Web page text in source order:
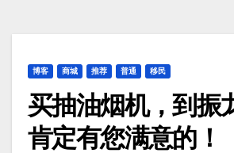
博客 商城 推荐 普通 移民
买抽油烟机，到振
肯定有您满意的！